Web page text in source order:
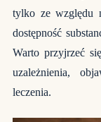
tylko ze względu
dostępność
Warto przyjrzeć
uzależnienia,
leczenia.